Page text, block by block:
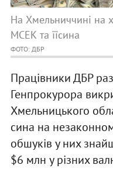
На Хмельниччині на
МСЕК та їїсина
ФОТО: ДБР
Працівники ДБР
Генпрокурора
Хмельницького
сина на
обшуків у них
$6 млн у різних